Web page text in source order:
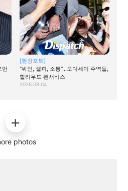
먼
[현장포토]
"싸인, 셀피, 소통"…오디세이 주역들,
할리우드 팬서비스
2026.08.04
photos